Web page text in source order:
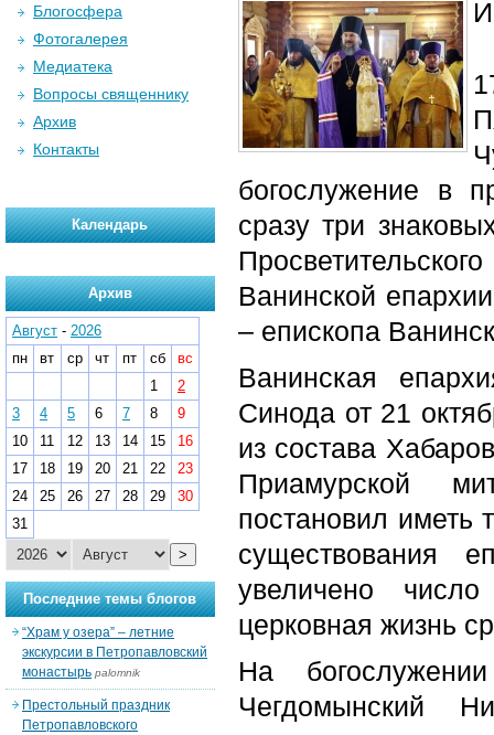
богослужение в
сразу три
Ванинской
– епископа
Ванинская
Синода от 21
из состава
Приамурской
постановил иметь
существования
увеличено
церковная жизнь
На
Чегдомынский
Блогосфера
Фотогалерея
Медиатека
Вопросы священнику
Архив
Контакты
Календарь
Архив
Август - 2026
пн
вт ср чт пт сб
вс
1
2
3
4 5 6 7 8
9
10
11 12 13 14 15
16
17
18 19 20 21 22
23
24
25 26 27 28 29
30
31
>
Последние темы блогов
“Храм у озера” – летние
экскурсии в Петропавловский
монастырь palomnik
Престольный праздник
Петропавловского